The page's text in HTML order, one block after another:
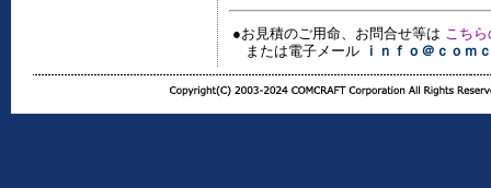
●お見積のご用命、お問合せ等は こち
または電子メール ｉｎｆｏ＠ｃｏｍ